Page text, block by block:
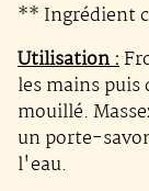
** Ingrédient
Utilisation :
les mains
mouillé.
un porte-
l'eau.